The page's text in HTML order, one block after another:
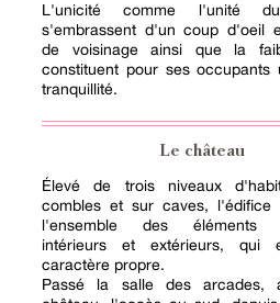
L'unicité comme l'unité
s'embrassent d'un coup d'oeil
de voisinage ainsi que la
constituent pour ses occupants
tranquillité.
Le château
Élevé de trois niveaux
combles et sur caves, l'édifice
l'ensemble des éléments
intérieurs et extérieurs,
caractère propre.
Passé la salle des arcades,